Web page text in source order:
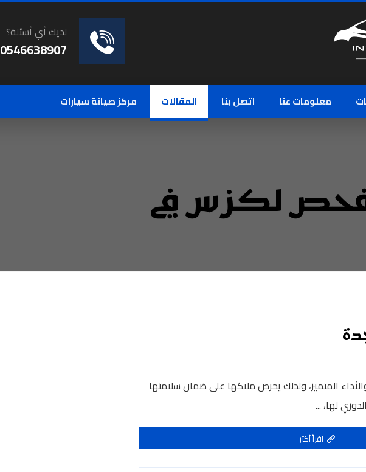
لديك أي أسئلة؟
0546638907
معلومات عنا اتصل بنا المقالات مركز صيانة سيارات
لكزس في
المتميز، ولذلك يحرص ملاكها على ضمان سلامتها
لها، ...
اقرأ أكثر